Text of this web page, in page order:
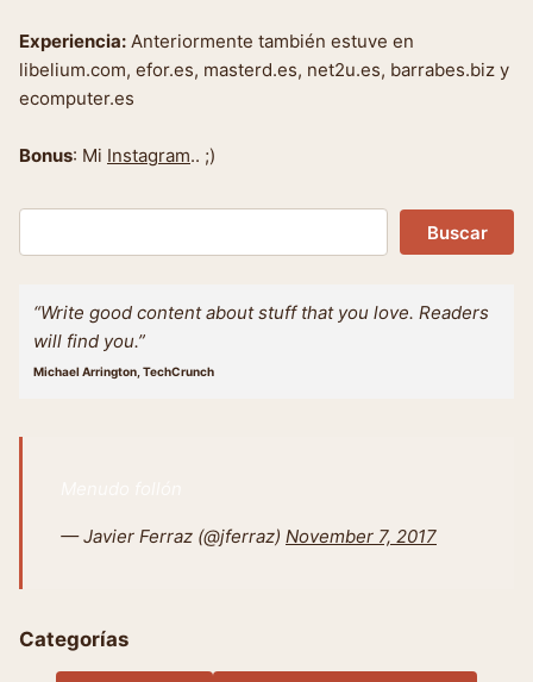
Experiencia: Anteriormente también estuve en
libelium.com, efor.es, masterd.es, net2u.es, barrabes.biz y
ecomputer.es
Bonus: Mi Instagram.. ;)
Buscar
“Write good content about stuff that you love. Readers
will find you.”
Michael Arrington, TechCrunch
— Javier Ferraz (@jferraz) November 7, 2017
Categorías